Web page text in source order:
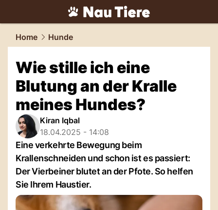
tiere.NAU.ch
Home Hunde
Wie stille ich eine
Blutung an der Kralle
meines Hundes?
Kiran Iqbal
18.04.2025 - 14:08
Eine verkehrte Bewegung beim
Krallenschneiden und schon ist es passiert:
Der Vierbeiner blutet an der Pfote. So helfen
Sie Ihrem Haustier.